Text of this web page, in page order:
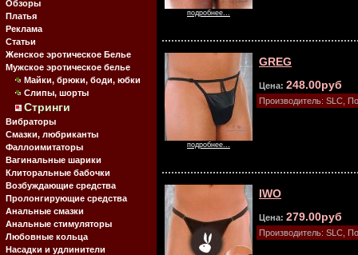
Обзоры
Платья
Реклама
Статьи
Женское эротическое Белье
Мужское эротическое белье
Майки, брюки, боди, юбки
Слипы, шорты
Стринги
Вибраторы
Смазки, любриканты
Фаллоимитаторы
Вагинальные шарики
Клиторальные бабочки
Возбуждающие средства
Пролонгирующие средства
Анальные смазки
Анальные стимуляторы
Любовные кольца
Насадки и удлинители
подробнее...
подробнее...
GREG
Цена: 248.00руб
Производитель: SLC,
IWO
Цена: 279.00руб
Производитель: SLC,